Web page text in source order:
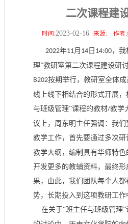
二次课程建
时间:2023-02-16来源: 作者:
2022年11月 14日 14:00，我
理”教研室第二次课程建设研
B202按期举行，教研室全体
线上线下相结合的形式开展
与班级管理”课程的教材/教学
议上，周东明主任强调：我
教学工作，首先要通过多次
教学大纲，编制具有华师特
开发更多的教辅资料，最终
果，由此，我们团队每个人
势，长期投入到这项教研工作
在关于“班主任与班级管理”